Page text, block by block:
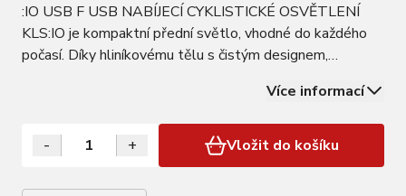
:IO USB F USB NABÍJECÍ CYKLISTICKÉ OSVĚTLENÍ
KLS:IO je kompaktní přední světlo, vhodné do každého
počasí. Díky hliníkovému tělu s čistým designem,
připevnění bez použití nářadí je:IO lehký a odolný
bezpečnostní doplněk, který se hodí na každé kolo.…
Více informací
- + Vložit do košíku